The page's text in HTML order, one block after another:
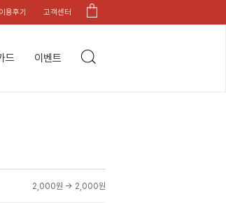
이용후기 고객센터
드 이벤트
2,000원 → 2,000원